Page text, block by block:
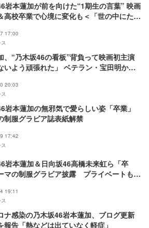
岩本蓮加が前を向けた“1期生の言葉” 映画
高校卒業で心境に変化も＜「世の中にたえ
17:00
、“乃木坂46の看板”背負って映画初主演
いよう頑張れた」 ベテラン・宝田明から
20:03
岩本蓮加の無邪気で愛らしい姿「卒業」
制服グラビア誌表紙解禁
17:42
岩本蓮加＆日向坂46高橋未来虹ら「卒
マの制服グラビア披露 プライベートも赤
19:11
ナ感染の乃木坂46岩本蓮加、ブログ更新
報告「熱などは出ていなく軽症」